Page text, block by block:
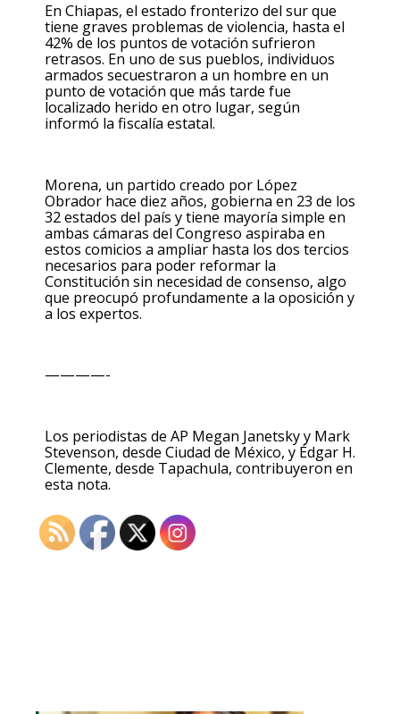
En Chiapas, el estado fronterizo del sur que
tiene graves problemas de violencia, hasta el
42% de los puntos de votación sufrieron
retrasos. En uno de sus pueblos, individuos
armados secuestraron a un hombre en un
punto de votación que más tarde fue
localizado herido en otro lugar, según
informó la fiscalía estatal.
Morena, un partido creado por López
Obrador hace diez años, gobierna en 23 de los
32 estados del país y tiene mayoría simple en
ambas cámaras del Congreso aspiraba en
estos comicios a ampliar hasta los dos tercios
necesarios para poder reformar la
Constitución sin necesidad de consenso, algo
que preocupó profundamente a la oposición y
a los expertos.
————-
Los periodistas de AP Megan Janetsky y Mark
Stevenson, desde Ciudad de México, y Édgar H.
Clemente, desde Tapachula, contribuyeron en
esta nota.